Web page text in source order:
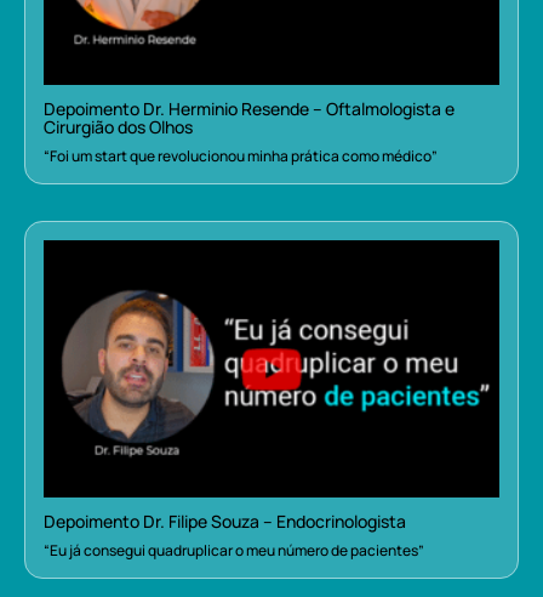
Depoimento Dr. Herminio Resende – Oftalmologista e
Cirurgião dos Olhos
“Foi um start que revolucionou minha prática como médico”
Depoimento Dr. Filipe Souza – Endocrinologista
“Eu já consegui quadruplicar o meu número de pacientes”